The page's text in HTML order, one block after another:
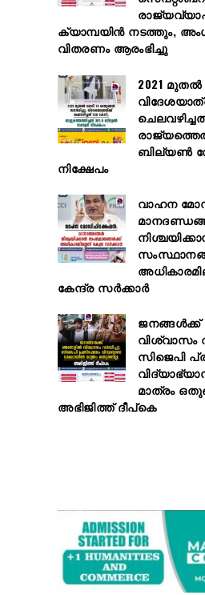
ക്യാമ്പയിൻ നടത്തും,
വിതരണം ആരംഭിച്ചു
2021 മുതൽ
ബില്യൺ
നിക്ഷേപം
വാഹന
കേന്ദ്ര സർക്കാർ
വിശ്വാസം
സിജെപി
മാത്രം
അഭിജിത്ത് ദീപ്കെ